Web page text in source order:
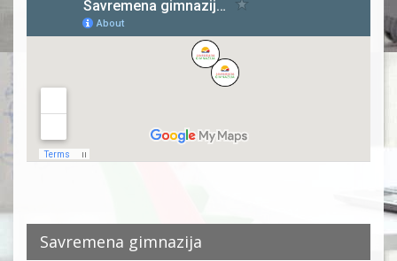
Savremena gimnazija